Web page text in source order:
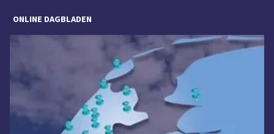
ONLINE DAGBLADEN